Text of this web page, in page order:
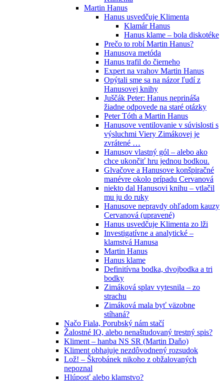
Martin Hanus
Hanus usvedčuje Klimenta
Klamár Hanus
Hanus klame – bola diskotéke
Prečo to robí Martin Hanus?
Hanusova metóda
Hanus trafil do čierneho
Expert na vrahov Martin Hanus
Opýtali sme sa na názor ľudí z
Hanusovej knihy
Juščák Peter: Hanus neprináša
žiadne odpovede na staré otázky
Peter Tóth a Martin Hanus
Hanusove ventilovanie v súvislosti s
výsluchmi Viery Zimákovej je
zvrátené …
Hanusov vlastný gól – alebo ako
chce ukončiť hru jednou bodkou.
Glvačove a Hanusove konšpiračné
manévre okolo prípadu Cervanová
niekto dal Hanusovi knihu – vtlačil
mu ju do ruky
Hanusove nepravdy ohľadom kauzy
Cervanová (upravené)
Hanus usvedčuje Klimenta zo lži
Investigatívne a analytické –
klamstvá Hanusa
Martin Hanus
Hanus klame
Definitívna bodka, dvojbodka a tri
bodky
Zimáková splav vytesnila – zo
strachu
Zimáková mala byť väzobne
stíhaná?
Načo Fiala, Porubský nám stačí
Žalostné IQ, alebo nenaštudovaný trestný spis?
Kliment – hanba NS SR (Martin Daňo)
Kliment obhajuje nezdôvodnený rozsudok
Lož! – Škrobánek nikoho z obžalovaných
nepoznal
Hlúposť alebo klamstvo?